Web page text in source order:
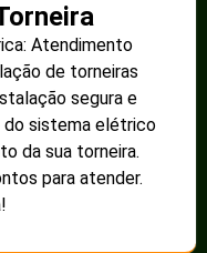
Atendimento
de torneiras
segura e
do sistema elétrico
da sua torneira.
para atender.